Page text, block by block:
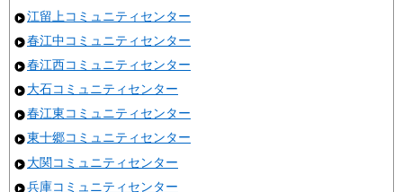
江留上コミュニティセンター
春江中コミュニティセンター
春江西コミュニティセンター
大石コミュニティセンター
春江東コミュニティセンター
東十郷コミュニティセンター
大関コミュニティセンター
兵庫コミュニティセンター